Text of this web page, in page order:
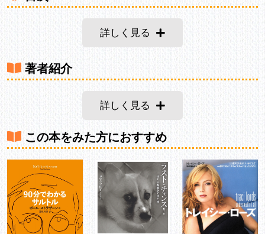
詳しく見る
著者紹介
詳しく見る
この本をみた方におすすめ